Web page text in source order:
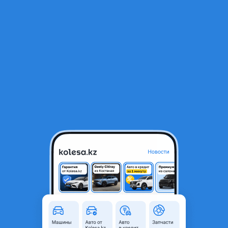
IV/V/VI/VII из Японии + установка.